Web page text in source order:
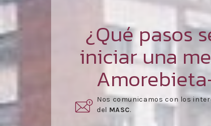
¿Qué pasos
iniciar una
parte Una vez aceptado el
reunión.